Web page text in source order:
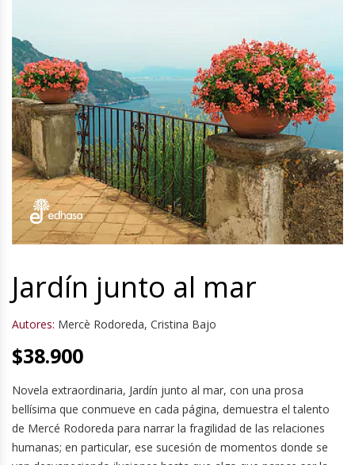
Jardín junto al mar
Autores: Mercè Rodoreda, Cristina Bajo
$38.900
Novela extraordinaria, Jardín junto al mar, con una prosa
bellísima que conmueve en cada página, demuestra el talento
de Mercé Rodoreda para narrar la fragilidad de las relaciones
humanas; en particular, ese sucesión de momentos donde se